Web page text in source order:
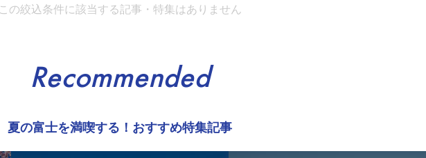
この絞込条件に該当する記事・特集はありません
Recommended
夏の富士を満喫する！おすすめ特集記事